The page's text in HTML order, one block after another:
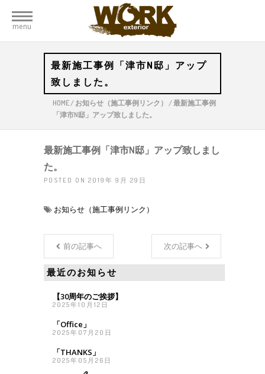
menu
最新施工事例「津市N邸」アップ
致しました。
HOME/ お知らせ（施工事例リンク） /最新施工事例
「津市N邸」アップ致しました。
最新施工事例「津市N邸」アップ致しまし
た。
POSTED ON 2019年 9月 29日
お知らせ（施工事例リンク）
前の記事へ 次の記事へ
最近のお知らせ
【30周年のご挨拶】
2025年10月12日
「Office」
2025年07月20日
「THANKS」
2025年05月26日